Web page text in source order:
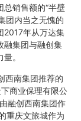
销售额的“半壁
团内当之无愧的
2017年从万达集
融集团与融创集
。
西南集团推荐的
商业保理有限公
融创西南集团作
重庆文旅城作为